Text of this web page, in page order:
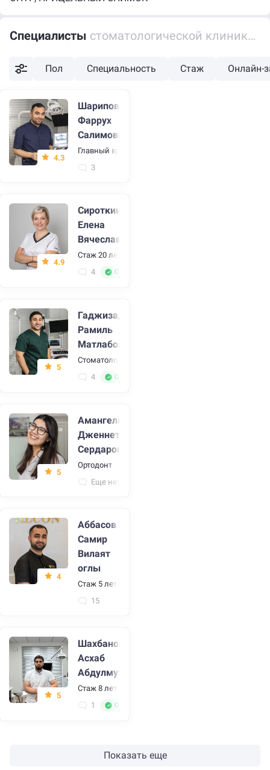
Специалисты стоматологической клиники Аурели-Дент
Пол Специальность Стаж Онлайн-
4.3
Шарипов
Фаррух
Салимович
Главный врач
3
4.9
Сироткина
Елена
Вячеславовна
Стаж 20 лет
4
Отличный специалист
5
Гаджизаде
Рамиль
Матлабович
Стоматолог, стоматолог-ортопед, стоматолог-
4
Отличный специалист
5
Амангельдыева
Дженнет
Сердаровна
Ортодонт
Еще нет отзывов
4
Аббасов
Самир
Вилаят
оглы
Стаж 5 лет
15
5
Шахбанов
Асхаб
Абдулмуталибович
Стаж 8 лет
1
Отличный специалист
Показать еще